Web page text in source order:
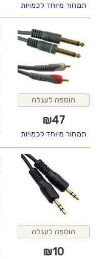
תמחור מיוחד לכמויות
הוספה לעגלה
₪47
תמחור מיוחד לכמויות
הוספה לעגלה
₪10